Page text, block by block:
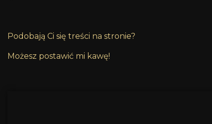
Podobają Ci się treści na stronie?
Możesz postawić mi kawę!